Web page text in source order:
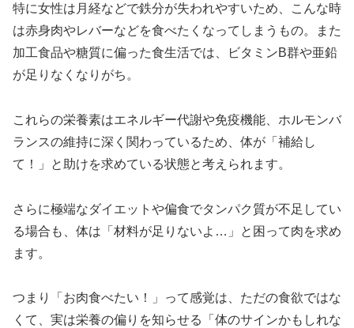
特に女性は月経などで鉄分が失われやすいため、こんな時
は赤身肉やレバーなどを食べたくなってしまうもの。また
加工食品や糖質に偏った食生活では、ビタミンB群や亜鉛
が足りなくなりがち。
これらの栄養素はエネルギー代謝や免疫機能、ホルモンバ
ランスの維持に深く関わっているため、体が「補給し
て！」と助けを求めている状態と考えられます。
さらに極端なダイエットや偏食でタンパク質が不足してい
る場合も、体は「材料が足りないよ…」と困って肉を求め
ます。
つまり「お肉食べたい！」って感覚は、ただの食欲ではな
くて、実は栄養の偏りを知らせる「体のサインかもしれな